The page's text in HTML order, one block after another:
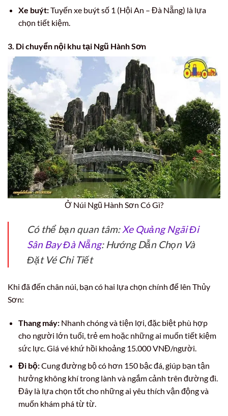
Xe buýt:Tuyến xe buýt số 1 (Hội An – Đà Nẵng) là lựa
chọn tiết kiệm.
3. Di chuyển nội khu tại Ngũ Hành Sơn
Ở Núi Ngũ Hành Sơn Có Gì?
Có thể bạn quan tâm:Xe Quảng Ngãi Đi
Sân Bay Đà Nẵng: Hướng Dẫn Chọn Và
Đặt Vé Chi Tiết
Khi đã đến chân núi, bạn có hai lựa chọn chính để lên Thủy
Sơn:
Thang máy:Nhanh chóng và tiện lợi, đặc biệt phù hợp
cho người lớn tuổi, trẻ em hoặc những ai muốn tiết kiệm
sức lực. Giá vé khứ hồi khoảng 15.000 VNĐ/người.
Đi bộ:Cung đường bộ có hơn 150 bậc đá, giúp bạn tận
hưởng không khí trong lành và ngắm cảnh trên đường đi.
Đây là lựa chọn tốt cho những ai yêu thích vận động và
muốn khám phá từ từ.